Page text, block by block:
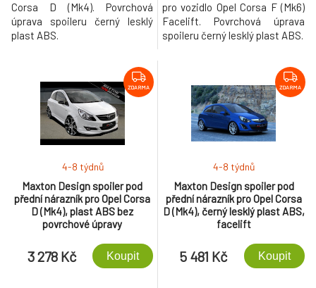
Corsa D (Mk4). Povrchová
úprava spoileru černý lesklý
plast ABS.
pro vozidlo Opel Corsa F (Mk6)
Facelift. Povrchová úprava
spoileru černý lesklý plast ABS.
ZDARMA
Maxton Design spoiler pod
přední nárazník pro Opel Corsa
D (Mk4), plast ABS bez
povrchové úpravy
4-8 týdnů
3 278 Kč Koupit
ZDARMA
Maxton Design spoiler pod
přední nárazník pro Opel Corsa
D (Mk4), černý lesklý plast ABS,
facelift
4-8 týdnů
5 481 Kč Koupit